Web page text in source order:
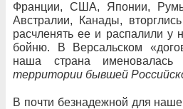
Франции, США, Японии,
Австралии, Канады,
расчленять ее и распалили у
бойню. В Версальском
наша страна
территории бывшей
В почти безнадежной для